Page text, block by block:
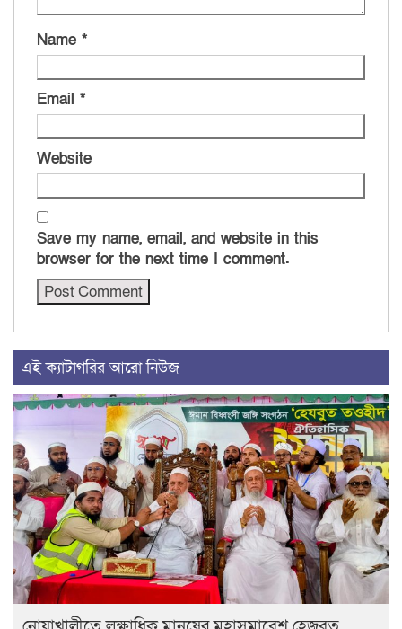
Name *
Email *
Website
Save my name, email, and website in this
browser for the next time I comment.
এই ক্যাটাগরির আরো নিউজ